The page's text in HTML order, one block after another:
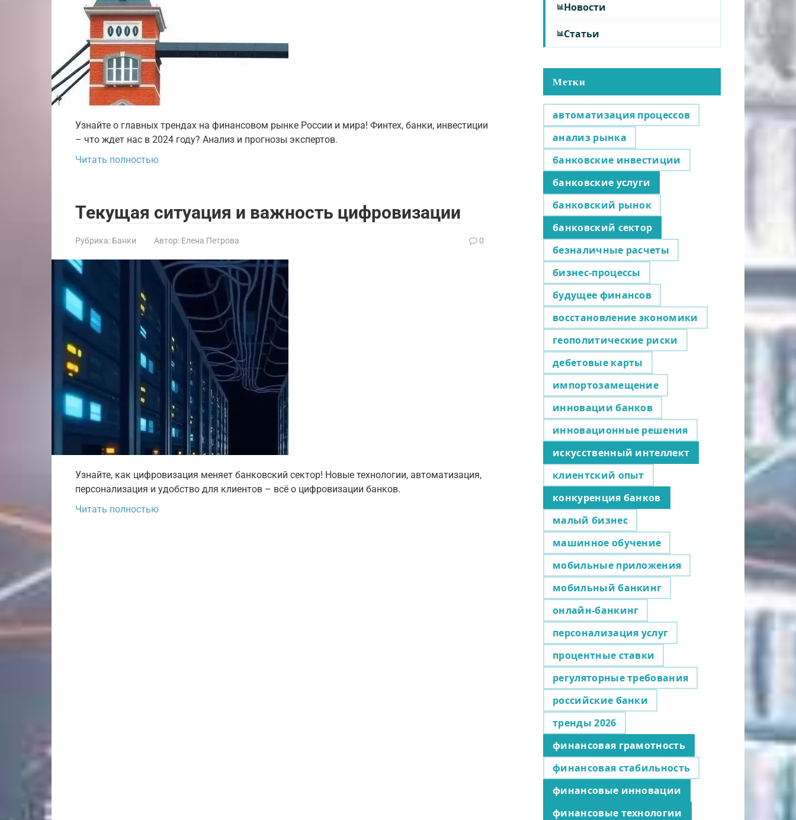
Узнайте о главных трендах на финансовом рынке России и мира! Финтех, банки, инвестиции
– что ждет нас в 2024 году? Анализ и прогнозы экспертов.
Читать полностью
Текущая ситуация и важность цифровизации
Рубрика: Банки Автор: Елена Петрова 0
Узнайте, как цифровизация меняет банковский сектор! Новые технологии, автоматизация,
персонализация и удобство для клиентов – всё о цифровизации банков.
Читать полностью
Новости
Статьи
Метки
автоматизация процессов
анализ рынка
банковские инвестиции
банковские услуги
банковский рынок
банковский сектор
безналичные расчеты
бизнес-процессы
будущее финансов
восстановление экономики
геополитические риски
дебетовые карты
импортозамещение
инновации банков
инновационные решения
искусственный интеллект
клиентский опыт
конкуренция банков
малый бизнес
машинное обучение
мобильные приложения
мобильный банкинг
онлайн-банкинг
персонализация услуг
процентные ставки
регуляторные требования
российские банки
тренды 2026
финансовая грамотность
финансовая стабильность
финансовые инновации
финансовые технологии